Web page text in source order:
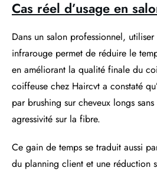
Cas réel d’usage en
Dans un salon professionnel, utiliser
infrarouge permet de réduire le
en améliorant la qualité finale du
coiffeuse chez Haircvt a constaté
par brushing sur cheveux longs
agressivité sur la fibre.
Ce gain de temps se traduit aussi
du planning client et une réduction